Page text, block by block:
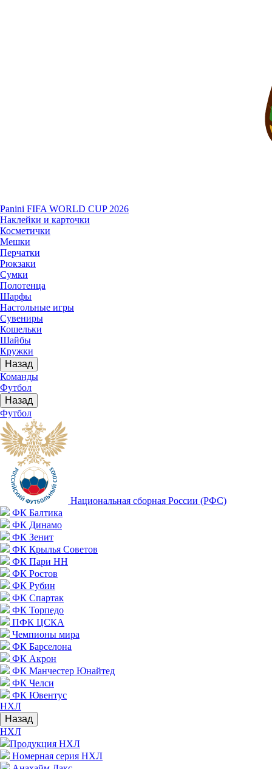
Panini FIFA WORLD CUP 2026
Наклейки и карточки
Косметички
Мешки
Перчатки
Рюкзаки
Сумки
Полотенца
Шарфы
Настольные игры
Сувениры
Кошельки
Шайбы
Кружки
Назад
Команды
Футбол
Назад
Футбол
Национальная сборная России (РФС)
ФК Балтика
ФК Динамо
ФК Зенит
ФК Крылья Советов
ФК Пари НН
ФК Ростов
ФК Рубин
ФК Спартак
ФК Торпедо
ПФК ЦСКА
Чемпионы мира
ФК Барселона
ФК Акрон
ФК Манчестер Юнайтед
ФК Челси
ФК Ювентус
НХЛ
Назад
НХЛ
Продукция НХЛ
Номерная серия НХЛ